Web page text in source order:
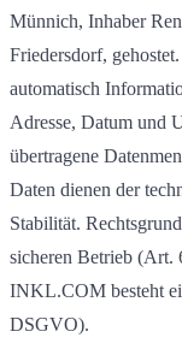
Münnich, Inhaber
Friedersdorf,
automatisch
Adresse, Datum und
übertragene
Daten dienen der
Stabilität.
sicheren Betrieb
INKL.COM besteht
DSGVO).